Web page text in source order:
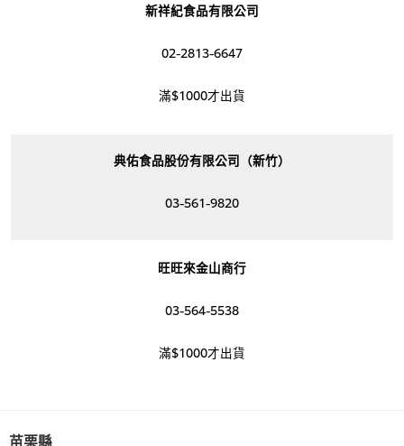
新祥紀食品有限公司
02-2813-6647
滿$1000才出貨
典佑食品股份有限公司（新竹）
03-561-9820
旺旺來金山商行
03-564-5538
滿$1000才出貨
苗栗縣